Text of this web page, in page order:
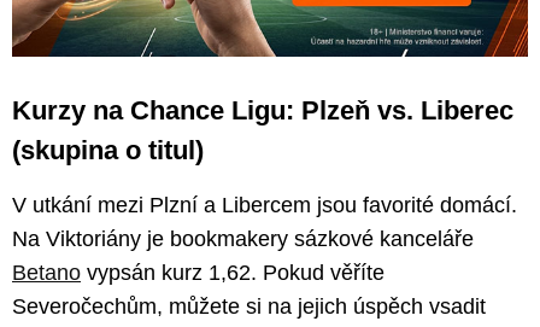
Kurzy na Chance Ligu: Plzeň vs. Liberec
(skupina o titul)
V utkání mezi Plzní a Libercem jsou favorité domácí.
Na Viktoriány je bookmakery sázkové kanceláře
Betano vypsán kurz 1,62. Pokud věříte
Severočechům, můžete si na jejich úspěch vsadit